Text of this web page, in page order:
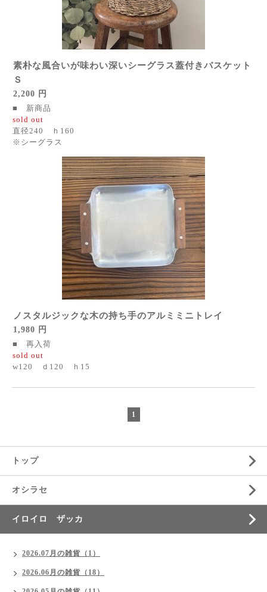
素朴な風合いが味わい深いシーグラス蓋付きバスケット
Ｓ
2,200 円
■ 新商品
sold out
直径240 ｈ160
※シーグラス
ノスタルジックな木の持ち手のアルミミニトレイ
1,980 円
■ 再入荷
sold out
w120 ｄ120 ｈ15
1
トップ
オシラセ
イロイロ ザッカ
2026.07月の雑貨（1）
2026.06月の雑貨（18）